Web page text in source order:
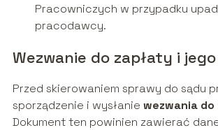
Pracowniczych w przypadku
pracodawcy.
Wezwanie do zapłaty i
Przed skierowaniem sprawy do sądu
sporządzenie i wysłanie wezwania do
Dokument ten powinien zawierać